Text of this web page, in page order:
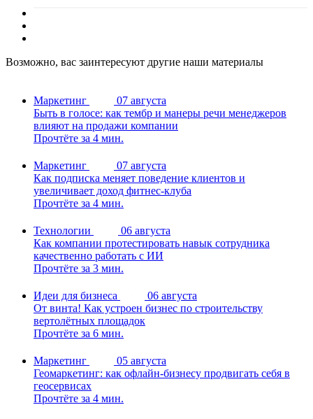
Возможно, вас заинтересуют другие наши материалы
Маркетинг
07 августа
Быть в голосе: как тембр и манеры речи менеджеров
влияют на продажи компании
Прочтёте за 4 мин.
Маркетинг
07 августа
Как подписка меняет поведение клиентов и
увеличивает доход фитнес-клуба
Прочтёте за 4 мин.
Технологии
06 августа
Как компании протестировать навык сотрудника
качественно работать с ИИ
Прочтёте за 3 мин.
Идеи для бизнеса
06 августа
От винта! Как устроен бизнес по строительству
вертолётных площадок
Прочтёте за 6 мин.
Маркетинг
05 августа
Геомаркетинг: как офлайн-бизнесу продвигать себя в
геосервисах
Прочтёте за 4 мин.